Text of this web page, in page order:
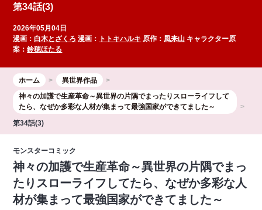
第34話(3)
2026年05月04日
漫画：白木とざくろ 漫画： トトキハルキ 原作： 風来山 キャラクター原
案：鈴穂ほたる
ホーム
異世界作品
神々の加護で生産革命～異世界の片隅でまったりスローライフして
たら、なぜか多彩な人材が集まって最強国家ができてました～
第34話(3)
モンスターコミック
神々の加護で生産革命～異世界の片隅でまっ
たりスローライフしてたら、なぜか多彩な人
材が集まって最強国家ができてました～